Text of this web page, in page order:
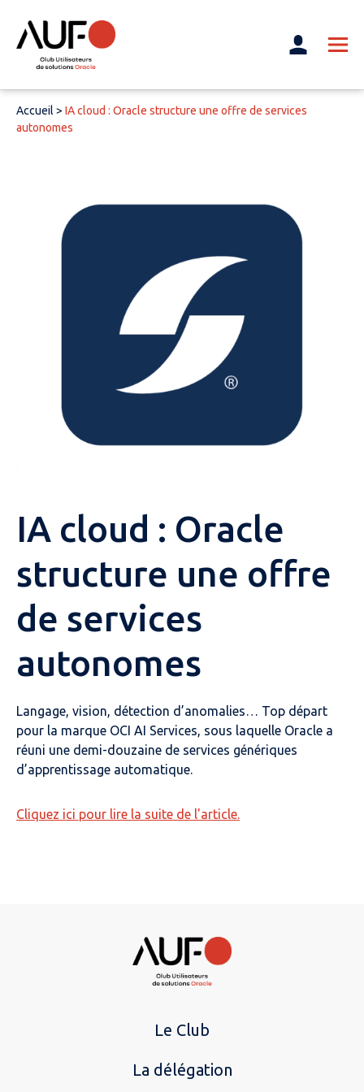
Accueil > IA cloud : Oracle structure une offre de services
autonomes
IA cloud : Oracle
structure une offre
de services
autonomes
Langage, vision, détection d’anomalies… Top départ
pour la marque OCI AI Services, sous laquelle Oracle a
réuni une demi-douzaine de services génériques
d’apprentissage automatique.
Cliquez ici pour lire la suite de l'article.
Le Club
La délégation